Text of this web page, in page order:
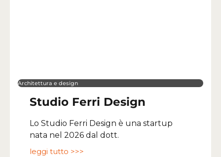
Architettura e design
Studio Ferri Design
Lo Studio Ferri Design è una startup
nata nel 2026 dal dott.
leggi tutto >>>